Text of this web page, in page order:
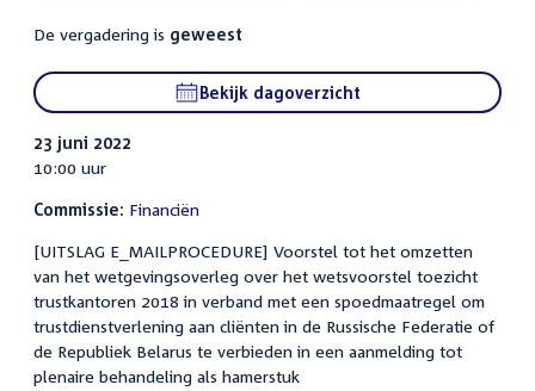
De vergadering is geweest
Bekijk dagoverzicht
23 juni 2022
10:00 uur
Commissie: Financiën
[UITSLAG E_MAILPROCEDURE] Voorstel tot het omzetten
van het wetgevingsoverleg over het wetsvoorstel toezicht
trustkantoren 2018 in verband met een spoedmaatregel om
trustdienstverlening aan cliënten in de Russische Federatie of
de Republiek Belarus te verbieden in een aanmelding tot
plenaire behandeling als hamerstuk